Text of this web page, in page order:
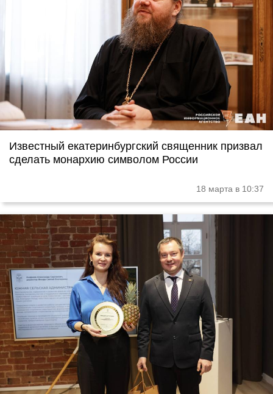
Известный екатеринбургский священник призвал
сделать монархию символом России
18 марта в 10:37